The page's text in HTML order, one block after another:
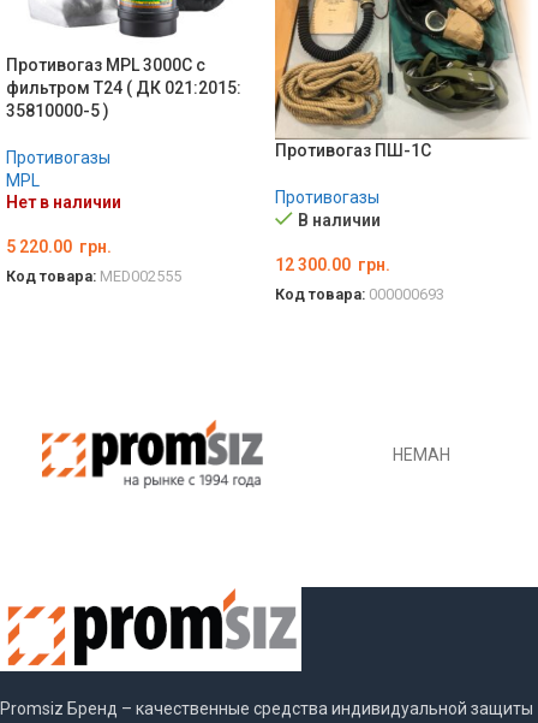
Противогаз MPL 3000C с
фильтром Т24 ( ДК 021:2015:
35810000-5 )
Противогазы
MPL
Нет в наличии
5 220.00 грн.
Код товара: MED002555
Противогаз ПШ-1С
Противогазы
В наличии
12 300.00 грн.
Код товара: 000000693
НЕМАН
Promsiz Бренд – качественные средства индивидуальной защиты